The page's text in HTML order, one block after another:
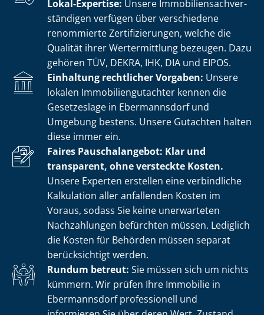
Lokal-Expertise: Unsere Im­mo­bi­li­en­sach­ver­
stän­di­gen verfügen über verschiedene
renommierte Zer­ti­fi­zie­run­gen, welche die
Qualität ihrer Wertermittlung bezeugen. Dazu
gehören TÜV, DEKRA, IHK, DIA und EIPOS.
Einhaltung rechtlicher Vorgaben: Unsere
lokalen Im­mo­bi­li­en­gut­ach­ter kennen die
Gesetzeslage in Ebermannsdorf und
Umgebung bestens. Unsere Gutachten halten
diese immer ein.
Faires Pauschalangebot: Klar und
transparent, ohne versteckte Kosten.
Unsere Experten erstellen eine verbindliche
Kalkulation aller anfallenden Kosten im
Voraus, sodass Sie keine unerwarteten
Nachzahlungen befürchten müssen. Lediglich
die Kosten für Behörden müssen separat
berücksichtigt werden.
Rundum betreut: Sie müssen sich um nichts
kümmern. Wir prüfen Ihre Immobilie in
Ebermannsdorf professionell und